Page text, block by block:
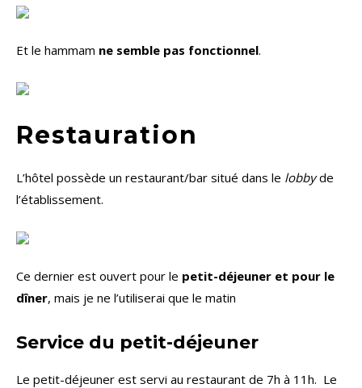
Et le hammam ne semble pas fonctionnel.
Restauration
L’hôtel possède un restaurant/bar situé dans le lobbyde
l’établissement.
Ce dernier est ouvert pour le petit-déjeuner et pour le
dîner, mais je ne l’utiliserai que le matin
Service du petit-déjeuner
Le petit-déjeuner est servi au restaurant de 7h à 11h. Le